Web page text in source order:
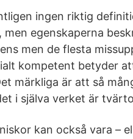
ingen riktig
men egenskaperna
men de flesta
kompetent betyder
märkliga är att så
i själva verket är
kan också vara –